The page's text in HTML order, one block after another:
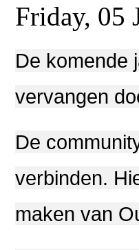
Friday, 05
De komende
vervangen
De
verbinden.
maken van